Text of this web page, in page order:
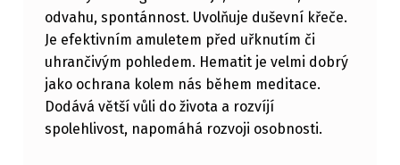
odvahu, spontánnost. Uvolňuje duševní křeče.
Je efektivním amuletem před uřknutím či
uhrančivým pohledem. Hematit je velmi dobrý
jako ochrana kolem nás během meditace.
Dodává větší vůli do života a rozvíjí
spolehlivost, napomáhá rozvoji osobnosti.